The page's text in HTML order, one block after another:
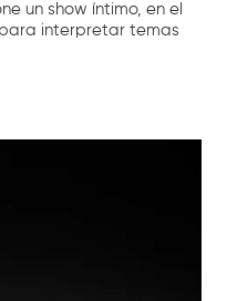
un show íntimo, en el
interpretar temas